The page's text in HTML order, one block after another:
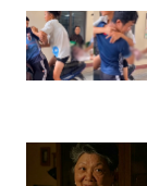
o
k
r
a
m